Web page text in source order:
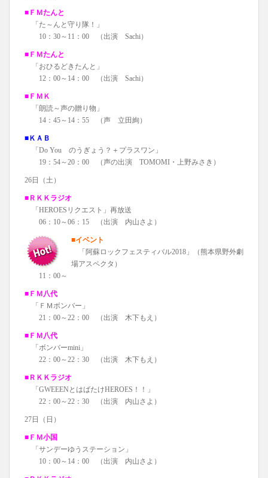
■ＦＭたんと
「た～んと守り隊！」
10：30～11：00 （出演 Sachi）
■ＦＭたんと
「おひるどきたんと」
12：00～14：00 （出演 Sachi）
■ＦＭＫ
「朗読～声の贈り物」
14：45～14：55 （声 立田絢）
■ＫＡＢ
「Do You のうぎょう？＋プラスワン」
19：54～20：00 （声の出演 TOMOMI・上野みさき）
26日（土）
■ＲＫＫラジオ
「HEROESリクエスト」再放送
06：10～06：15 （出演 内山さよ）
■イベント
「阿蘇ロックフェスティバル2018」（熊本県野外劇
場アスペクタ）
11：00～
■ＦＭ八代
「ＦＭボンバー」
21：00～22：00 （出演 木下もえ）
■ＦＭ八代
「ボンバーmini」
22：00～22：30 （出演 木下もえ）
■ＲＫＫラジオ
「GWEEENとはばたけHEROES！！」
22：00～22：30 （出演 内山さよ）
27日（日）
■ＦＭ小国
「サンデーゆうステーション」
10：00～14：00 （出演 内山さよ）